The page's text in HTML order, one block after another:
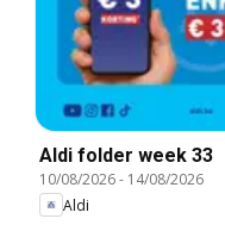
Aldi folder week 33
10/08/2026- 14/08/2026
Aldi